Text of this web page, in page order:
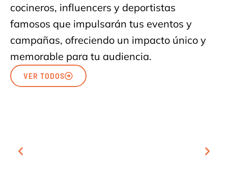
cocineros, influencers y deportistas
famosos que impulsarán tus eventos y
campañas, ofreciendo un impacto único y
memorable para tu audiencia.
VER TODOS